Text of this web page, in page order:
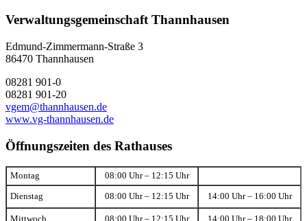
Verwaltungsgemeinschaft Thannhausen
Edmund-Zimmermann-Straße 3
86470 Thannhausen
08281 901-0
08281 901-20
vgem@thannhausen.de
www.vg-thannhausen.de
Öffnungszeiten des Rathauses
Montag 08:00 Uhr – 12:15 Uhr
Dienstag 08:00 Uhr – 12:15 Uhr 14:00 Uhr – 16:00 Uhr